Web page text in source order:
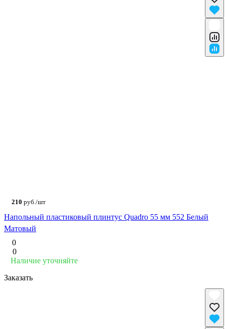
210 руб./шт
Напольный пластиковый плинтус Quadro 55 мм 552 Белый
Матовый
0
0
Наличие уточняйте
Заказать